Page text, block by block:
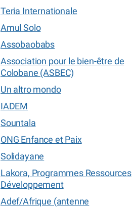
Teria Internationale
Amul Solo
Assobaobabs
Association pour le bien-être de
Colobane (ASBEC)
Un altro mondo
IADEM
Sountala
ONG Enfance et Paix
Solidayane
Lakora, Programmes Ressources
Développement
Adef/Afrique (antenne